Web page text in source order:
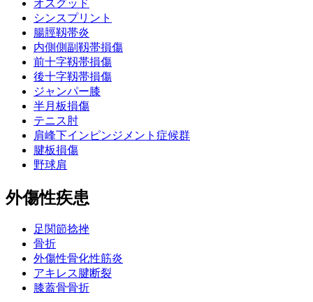
オスグッド
シンスプリント
腸脛靱帯炎
内側側副靱帯損傷
前十字靱帯損傷
後十字靱帯損傷
ジャンパー膝
半月板損傷
テニス肘
肩峰下インピンジメント症候群
腱板損傷
野球肩
外傷性疾患
足関節捻挫
骨折
外傷性骨化性筋炎
アキレス腱断裂
膝蓋骨骨折